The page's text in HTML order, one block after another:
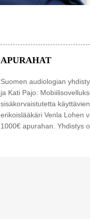
APURAHAT
Suomen audiologian
ja Kati Pajo:
sisäkorvaistutetta
erikoislääkäri Venla Lohen
1000€ apurahan. Yhdistys